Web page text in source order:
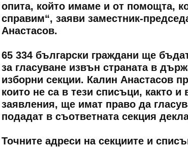
опита, който имаме и от помощта,
справим“, заяви заместник-
Анастасов.
65 334 български граждани ще
за гласуване извън страната в
изборни секции. Калин Анастасов
които не са в тези списъци, както
заявления, ще имат право да
подадат в съответната секция
Точните адреси на секциите и